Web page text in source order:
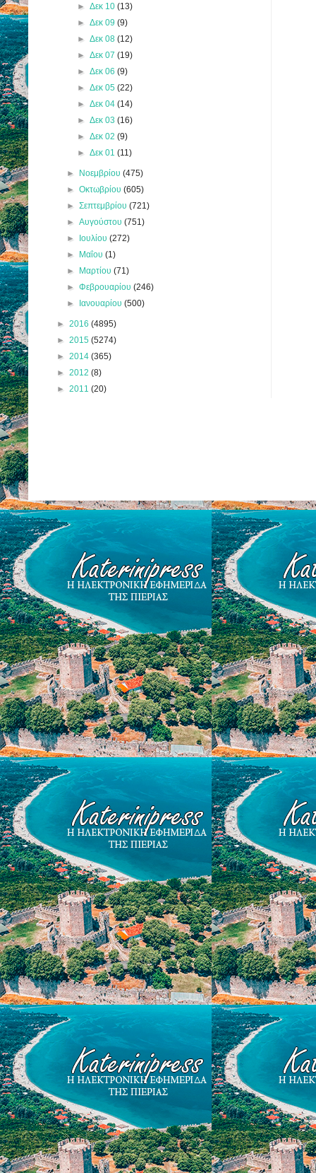
► Δεκ 10 (13)
► Δεκ 09 (9)
► Δεκ 08 (12)
► Δεκ 07 (19)
► Δεκ 06 (9)
► Δεκ 05 (22)
► Δεκ 04 (14)
► Δεκ 03 (16)
► Δεκ 02 (9)
► Δεκ 01 (11)
► Νοεμβρίου(475)
►Οκτωβρίου(605)
►Σεπτεμβρίου(721)
►Αυγούστου(751)
► Ιουλίου(272)
► Μαΐου(1)
► Μαρτίου(71)
►Φεβρουαρίου(246)
► Ιανουαρίου(500)
► 2016 (4895)
► 2015 (5274)
► 2014 (365)
► 2012 (8)
► 2011 (20)